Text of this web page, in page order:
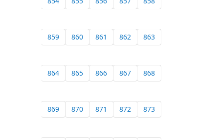
859 860 861 862 863
864 865 866 867 868
869 870 871 872 873